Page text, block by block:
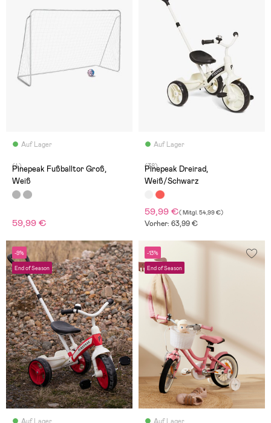
Auf Lager
(4)
Pinepeak Fußballtor Groß,
Weiß
59,99 €
Auf Lager
(38)
Pinepeak Dreirad,
Weiß/Schwarz
59,99 €(Mitgl. 54,99 €)
Vorher: 63,99 €
-9%
End of Season
-13%
End of Season